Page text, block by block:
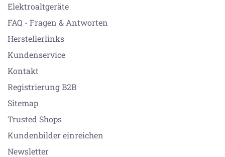
Elektroaltgeräte
FAQ - Fragen & Antworten
Herstellerlinks
Kundenservice
Kontakt
Registrierung B2B
Sitemap
Trusted Shops
Kundenbilder einreichen
Newsletter